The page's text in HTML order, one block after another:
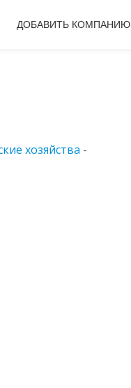
ДОБАВИТЬ КОМПАНИЮ
хозяйства -